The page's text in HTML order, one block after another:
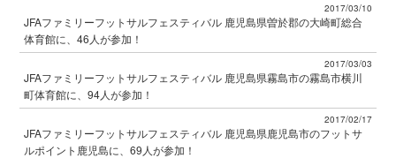
2017/03/10
JFAファミリーフットサルフェスティバル 鹿児島県曽於郡の大崎町総合
体育館に、46人が参加！
2017/03/03
JFAファミリーフットサルフェスティバル 鹿児島県霧島市の霧島市横川
町体育館に、94人が参加！
2017/02/17
JFAファミリーフットサルフェスティバル 鹿児島県鹿児島市のフットサ
ルポイント鹿児島に、69人が参加！